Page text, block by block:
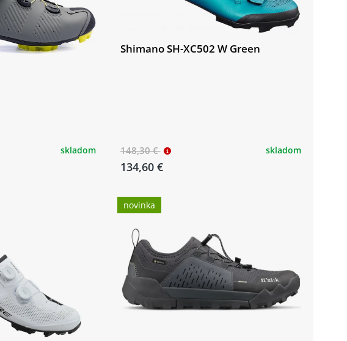
skladom
Shimano SH-XC502 W Green
148,30 €
134,60 €
skladom
novinka